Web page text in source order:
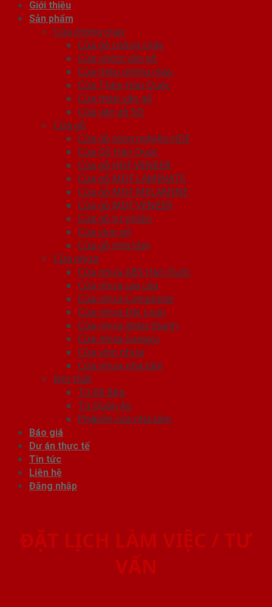
Giới thiệu
Sản phẩm
Cửa chống cháy
Cửa gỗ chống cháy
Cửa nhôm vân gỗ
Cửa thép chống cháy
Cửa Thép Hàn Quốc
Cửa thép vân gỗ
Cửa vân gỗ 5D
Cửa gỗ
Cửa gỗ công nghiệp HDF
Cửa Gỗ Hàn Quốc
Cửa gỗ HDF VENEER
Cửa gỗ MDF LAMINATE
Cửa gỗ MDF MELAMINE
Cửa gỗ MDF VENEER
Cửa gỗ tự nhiên
Cửa vòm gỗ
Cửa gỗ nhà tắm
Cửa nhựa
Cửa nhựa ABS Hàn Quốc
Cửa nhựa cao cấp
Cửa nhựa Composite
Cửa nhựa Đài Loan
Cửa nhựa ghép thanh
Cửa nhựa Sungyu
Cửa vòm nhựa
Cửa nhựa nhà tắm
Nội thất
Tủ Kệ Bếp
Tủ Quần Áo
Phụ kiện cửa nhà tắm
Báo giá
Dự án thực tế
Tin tức
Liên hệ
Đăng nhập
ĐẶT LỊCH LÀM VIỆC / TƯ
VẤN